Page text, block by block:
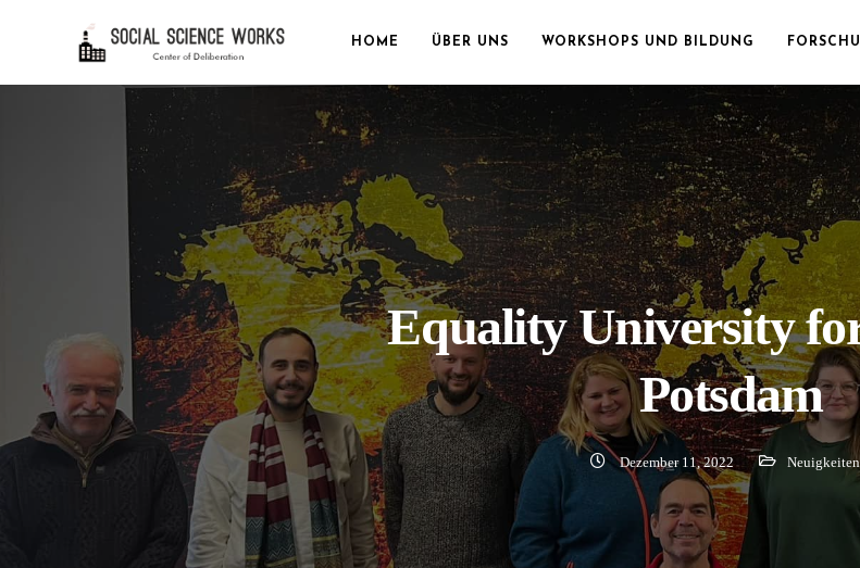
HOME ÜBER UNS WORKSHOPS UND BILDUNG
Equality University
Potsdam
Dezember 11, 2022 Neuigkeiten